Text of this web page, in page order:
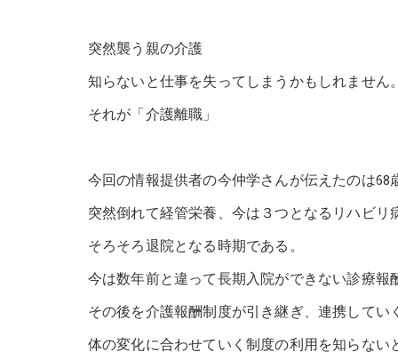
突然襲う親の介護
知らないと仕事を失ってしまうかもしれません
それが「介護離職」
今回の情報提供者の今仲学さんが伝えたのは68
突然倒れて経管栄養、今は３つとなるリハビリ
そろそろ退院となる時期である。
今は数年前と違って長期入院ができない診療報
その後を介護報酬制度が引き継ぎ、連携してい
体の変化に合わせていく制度の利用を知らな